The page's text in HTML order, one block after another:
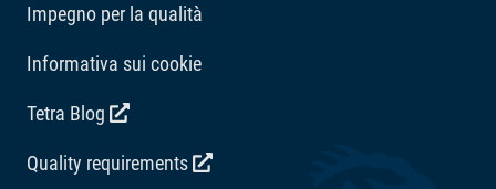
Impegno per la qualità
Informativa sui cookie
Tetra Blog
Quality requirements